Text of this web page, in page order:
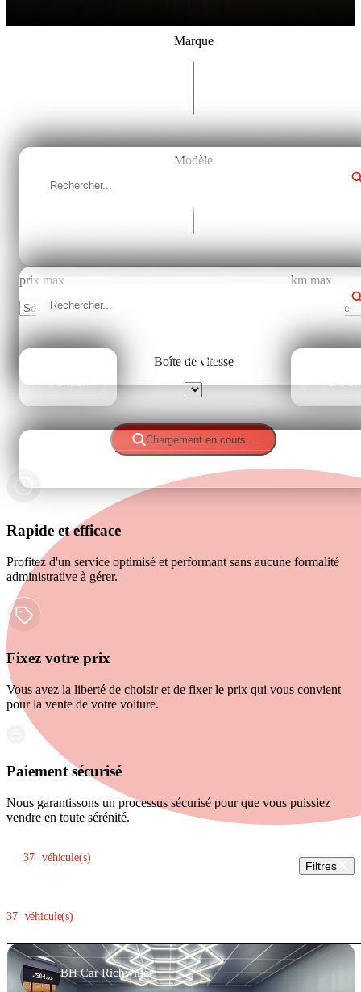
Marque
Tous les marques
Fermer
Modèle
Tous les modèles
Fermer
prix max
Sélectionner
Fermer
km max
Sélectionner
Fermer
Boîte de vitesse
Chargement en cours...
Rapide et efficace
Profitez d'un service optimisé et performant sans aucune formalité
administrative à gérer.
Fixez votre prix
Vous avez la liberté de choisir et de fixer le prix qui vous convient
pour la vente de votre voiture.
Paiement sécurisé
Nous garantissons un processus sécurisé pour que vous puissiez
vendre en toute sérénité.
37 véhicule(s)
BH Car Richwiller
37 véhicule(s)
Filtres